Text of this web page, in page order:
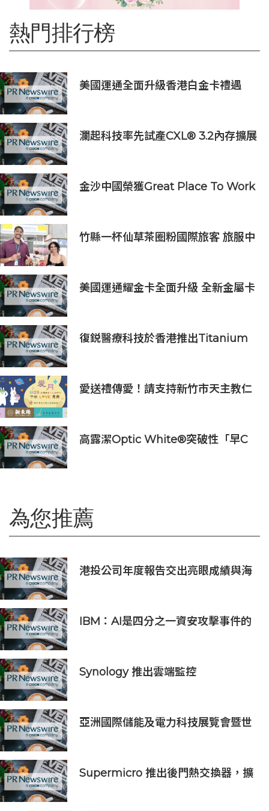
熱門排行榜
美國運通全面升級香港白金卡禮遇
瀾起科技率先試產CXL® 3.2內存擴展
金沙中國榮獲Great Place To Work
竹縣一杯仙草茶圈粉國際旅客 旅服中
美國運通耀金卡全面升級 全新金屬卡
復鋭醫療科技於香港推出Titanium
愛送禮傳愛！請支持新竹市天主教仁
高露潔Optic White®突破性「早C
為您推薦
港投公司年度報告交出亮眼成績與海
IBM：AI是四分之一資安攻擊事件的
Synology 推出雲端監控
亞洲國際儲能及電力科技展覽會暨世
Supermicro 推出後門熱交換器，擴